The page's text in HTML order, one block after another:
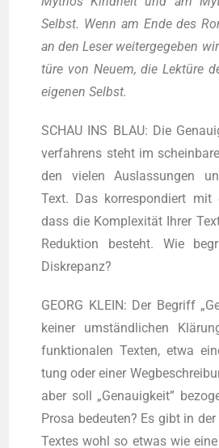
Selbst. Wenn am Ende des
an den Leser wei­ter­ge­ge­ben
tü­re von Neu­em, die Lek­tü­re
eige­nen Selbst.
SCHAU INS BLAU: Die
ver­fah­rens steht im
den vie­len Aus­las­sun­gen
Text. Das kor­re­spon­diert mit
dass die Kom­ple­xi­tät Ihrer
Reduk­ti­on besteht. Wie
Diskrepanz?
GEORG KLEIN: Der Begriff
kei­ner umständ­li­chen
funk­tio­na­len Tex­ten, etwa
tung oder einer
aber soll „Genau­ig­keit”
Pro­sa bedeu­ten? Es gibt in
Tex­tes wohl so etwas wie